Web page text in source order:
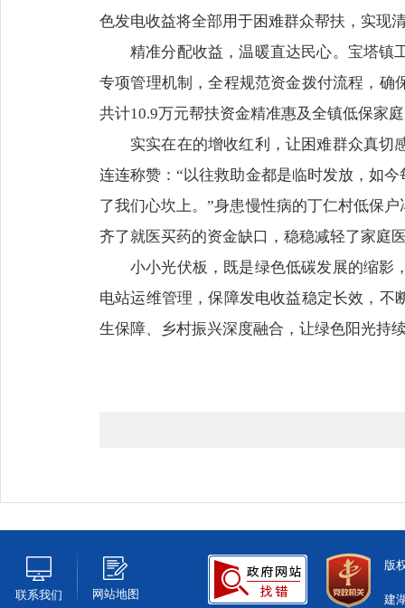
色发电收益将全部用于困难群众帮扶，实现
精准分配收益，温暖直达民心。宝塔镇
专项管理机制，全程规范资金拨付流程，确
共计10.9万元帮扶资金精准惠及全镇低保家
实实在在的增收红利，让困难群众真切
连连称赞：“以往救助金都是临时发放，如
了我们心坎上。”身患慢性病的丁仁村低保
齐了就医买药的资金缺口，稳稳减轻了家庭
小小光伏板，既是绿色低碳发展的缩影
电站运维管理，保障发电收益稳定长效，
生保障、乡村振兴深度融合，让绿色阳光持
联系我们 网站地图
版
建